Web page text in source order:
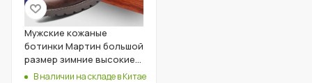
Мужские кожаные
ботинки Мартин большой
размер зимние высокие
ботинки с молнией оптом
В наличии на складе в Китае